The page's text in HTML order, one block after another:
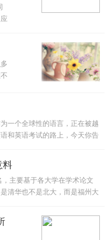
一个全球性的语言，正在被越
和英语考试的路上，今天你告
料
主要基于各大学在学术论文
清华也不是北大，而是福州大